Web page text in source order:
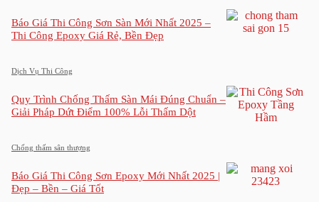
Báo Giá Thi Công Sơn Sàn Mới Nhất 2025 –
Thi Công Epoxy Giá Rẻ, Bền Đẹp
Dịch Vụ Thi Công
Quy Trình Chống Thấm Sàn Mái Đúng Chuẩn –
Giải Pháp Dứt Điểm 100% Lỗi Thấm Dột
Chống thấm sân thượng
Báo Giá Thi Công Sơn Epoxy Mới Nhất 2025 |
Đẹp – Bền – Giá Tốt